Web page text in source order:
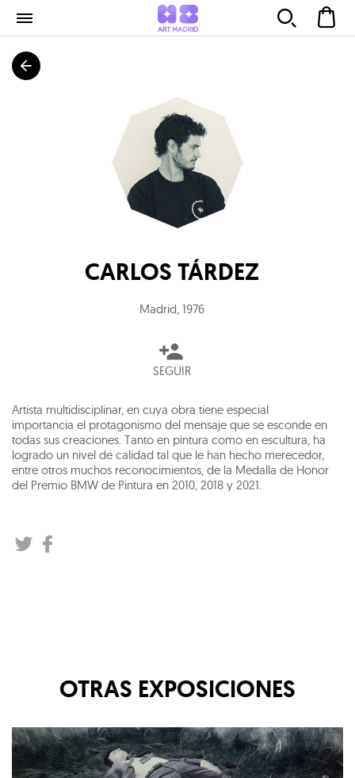
CARLOS TÁRDEZ
Madrid, 1976
SEGUIR
Artista multidisciplinar, en cuya obra tiene especial
importancia el protagonismo del mensaje que se esconde en
todas sus creaciones. Tanto en pintura como en escultura, ha
logrado un nivel de calidad tal que le han hecho merecedor,
entre otros muchos reconocimientos, de la Medalla de Honor
del Premio BMW de Pintura en 2010, 2018 y 2021.
OTRAS EXPOSICIONES